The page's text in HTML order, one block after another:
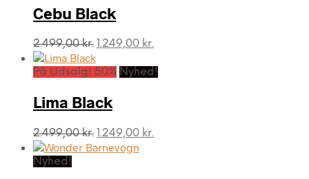
Cebu Black
2.499,00kr. Den
pris
2.499,00 kr..
1.249,00 kr.
pris
På Udsalg! 50% Nyhed!
Lima Black
2.499,00kr. Den
oprindelige
1.249,00 kr.
Nyhed!